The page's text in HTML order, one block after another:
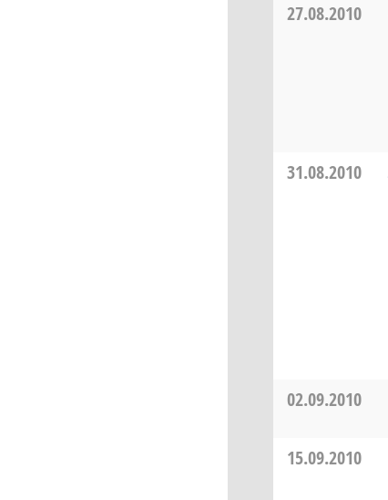
27.08.2010
31.08.2010
02.09.2010
15.09.2010